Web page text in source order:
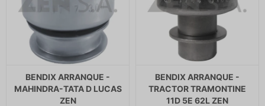
BENDIX ARRANQUE -
MAHINDRA-TATA D LUCAS
ZEN
BENDIX ARRANQUE -
TRACTOR TRAMONTINE
11D 5E 62L ZEN